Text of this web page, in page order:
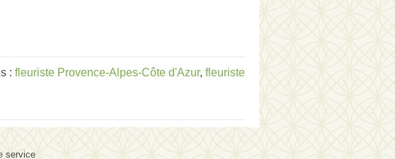
: fleuriste Provence-Alpes-Côte d'Azur, fleuriste
service